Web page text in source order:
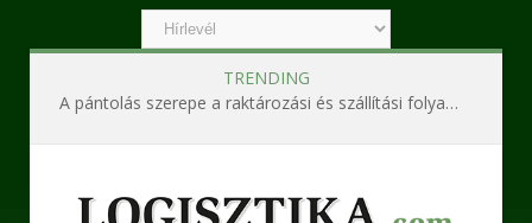
TRENDING
A pántolás szerepe a raktározási és szállítási folyamatokban